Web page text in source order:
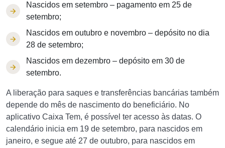
Nascidos em setembro – pagamento em 25 de
setembro;
Nascidos em outubro e novembro – depósito no dia
28 de setembro;
Nascidos em dezembro – depósito em 30 de
setembro.
A liberação para saques e transferências bancárias também
depende do mês de nascimento do beneficiário. No
aplicativo Caixa Tem, é possível ter acesso às datas. O
calendário inicia em 19 de setembro, para nascidos em
janeiro, e segue até 27 de outubro, para nascidos em